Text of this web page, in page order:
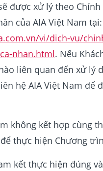
được xử lý theo Chính
của AIA Việt Nam tại:
vi/dich-vu/
nhan.html. Nếu
liên quan đến xử lý
hệ AIA Việt Nam để
không kết hợp cùng
thực hiện Chương
kết thực hiện đúng